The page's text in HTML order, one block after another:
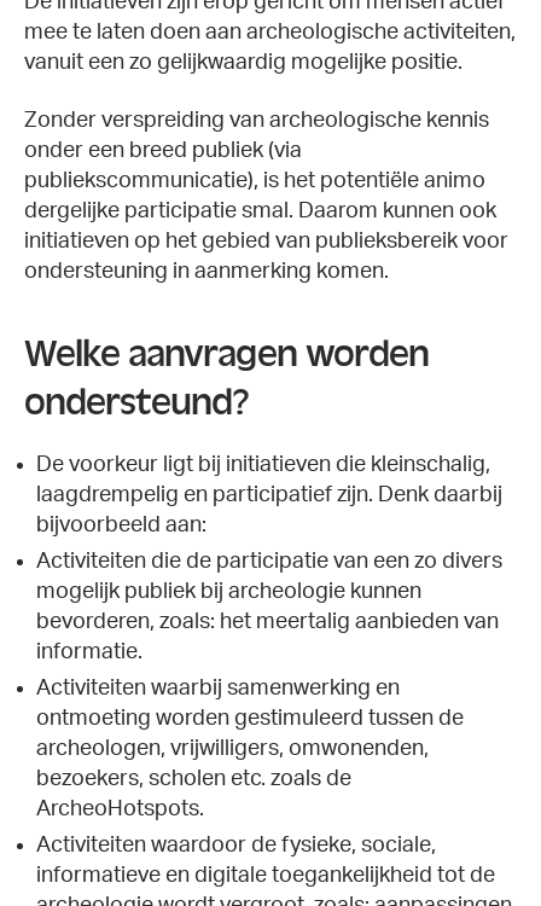
mee te laten doen aan archeologische activiteiten,
vanuit een zo gelijkwaardig mogelijke positie.
Zonder verspreiding van archeologische kennis
onder een breed publiek (via
publiekscommunicatie), is het potentiële animo
dergelijke participatie smal. Daarom kunnen ook
initiatieven op het gebied van publieksbereik voor
ondersteuning in aanmerking komen.
Welke aanvragen worden
ondersteund?
De voorkeur ligt bij initiatieven die kleinschalig,
laagdrempelig en participatief zijn. Denk daarbij
bijvoorbeeld aan:
Activiteiten die de participatie van een zo divers
mogelijk publiek bij archeologie kunnen
bevorderen, zoals: het meertalig aanbieden van
informatie.
Activiteiten waarbij samenwerking en
ontmoeting worden gestimuleerd tussen de
archeologen, vrijwilligers, omwonenden,
bezoekers, scholen etc. zoals de
ArcheoHotspots.
Activiteiten waardoor de fysieke, sociale,
informatieve en digitale toegankelijkheid tot de